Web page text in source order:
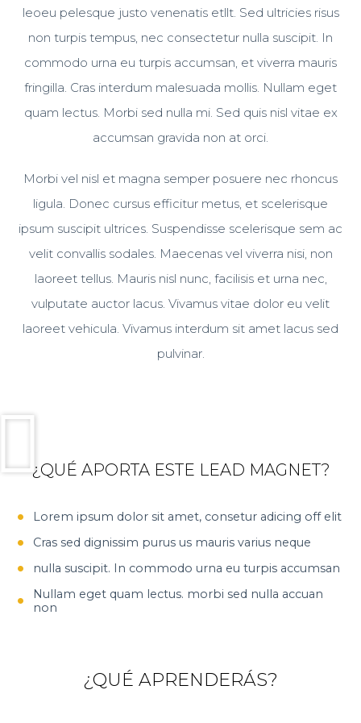
leoeu pelesque justo venenatis etllt. Sed ultricies risus
non turpis tempus, nec consectetur nulla suscipit. In
commodo urna eu turpis accumsan, et viverra mauris
fringilla. Cras interdum malesuada mollis. Nullam eget
quam lectus. Morbi sed nulla mi. Sed quis nisl vitae ex
accumsan gravida non at orci.
Morbi vel nisl et magna semper posuere nec rhoncus
ligula. Donec cursus efficitur metus, et scelerisque
ipsum suscipit ultrices. Suspendisse scelerisque sem ac
velit convallis sodales. Maecenas vel viverra nisi, non
laoreet tellus. Mauris nisl nunc, facilisis et urna nec,
vulputate auctor lacus. Vivamus vitae dolor eu velit
laoreet vehicula. Vivamus interdum sit amet lacus sed
pulvinar.
¿QUÉ APORTA ESTE LEAD MAGNET?
Lorem ipsum dolor sit amet, consetur adicing off elit
Cras sed dignissim purus us mauris varius neque
nulla suscipit. In commodo urna eu turpis accumsan
Nullam eget quam lectus. morbi sed nulla accuan
non
¿QUÉ APRENDERÁS?